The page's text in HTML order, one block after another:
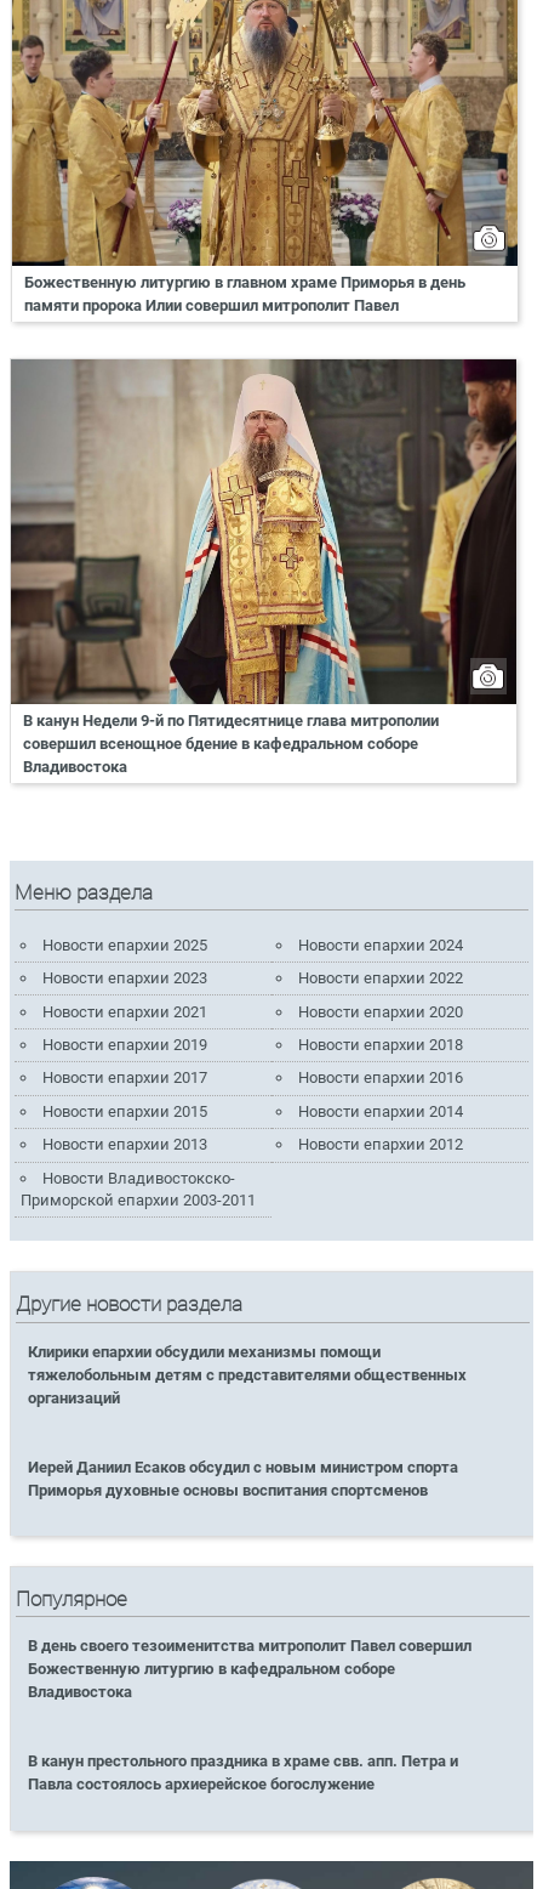
Божественную литургию в главном храме Приморья в день
памяти пророка Илии совершил митрополит Павел
В канун Недели 9-й по Пятидесятнице глава митрополии
совершил всенощное бдение в кафедральном соборе
Владивостока
Меню раздела
Новости епархии 2025
Новости епархии 2024
Новости епархии 2023
Новости епархии 2022
Новости епархии 2021
Новости епархии 2020
Новости епархии 2019
Новости епархии 2018
Новости епархии 2017
Новости епархии 2016
Новости епархии 2015
Новости епархии 2014
Новости епархии 2013
Новости епархии 2012
Новости Владивостокско-
Приморской епархии 2003-2011
Другие новости раздела
Клирики епархии обсудили механизмы помощи
тяжелобольным детям с представителями общественных
организаций
Иерей Даниил Есаков обсудил с новым министром спорта
Приморья духовные основы воспитания спортсменов
Популярное
В день своего тезоименитства митрополит Павел совершил
Божественную литургию в кафедральном соборе
Владивостока
В канун престольного праздника в храме свв. апп. Петра и
Павла состоялось архиерейское богослужение